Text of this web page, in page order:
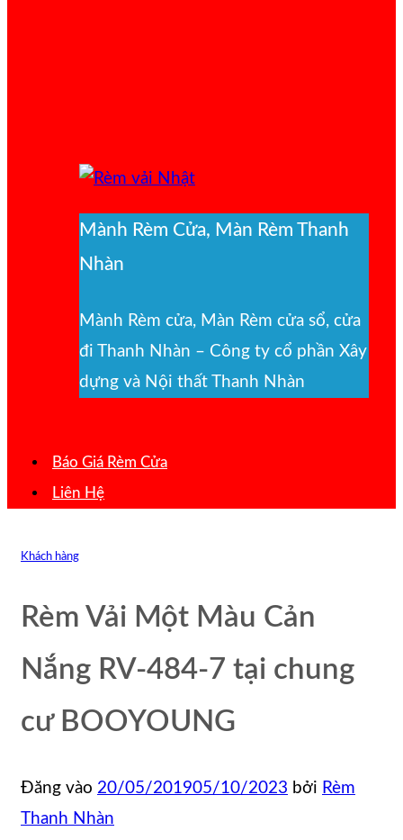
Mành Rèm Cửa, Màn Rèm Thanh
Nhàn
Mành Rèm cửa, Màn Rèm cửa sổ, cửa
đi Thanh Nhàn – Công ty cổ phần Xây
dựng và Nội thất Thanh Nhàn
Báo Giá Rèm Cửa
Liên Hệ
Khách hàng
Rèm Vải Một Màu Cản
Nắng RV-484-7 tại chung
cư BOOYOUNG
Đăng vào 20/05/201905/10/2023 bởi Rèm
Thanh Nhàn